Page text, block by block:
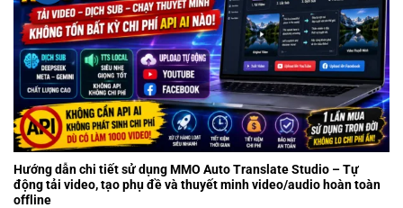
Hướng dẫn chi tiết sử dụng MMO Auto Translate Studio – Tự
động tải video, tạo phụ đề và thuyết minh video/audio hoàn toàn
offline